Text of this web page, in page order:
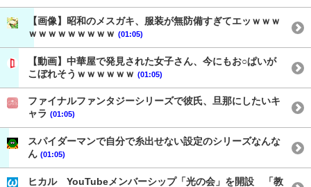
【画像】昭和のメスガキ、服装が無防備すぎてエッｗｗｗ
ｗｗｗｗｗｗｗｗｗ (01:05)
【動画】中華屋で発見された女子さん、今にもお○ぱいが
こぼれそうｗｗｗｗｗｗ (01:05)
ファイナルファンタジーシリーズで彼氏、旦那にしたいキ
ャラ (01:05)
スパイダーマンで自分で糸出せない設定のシリーズなんな
ん (01:05)
ヒカル YouTubeメンバーシップ「光の会」を開設 「教